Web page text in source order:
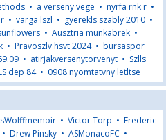
• a verseny vege • nyrfa rnk r •
• varga lszl • gyerekls szably 2010 •
• Ausztria munkabrek •
• Pravoszlv hsvt 2024• bursaspor
• atirjakversenytorvenyt • Szlls
dep 84• 0908 nyomtatvny letltse
• Victor Torp • Frederic
• Drew Pinsky • ASMonacoFC •